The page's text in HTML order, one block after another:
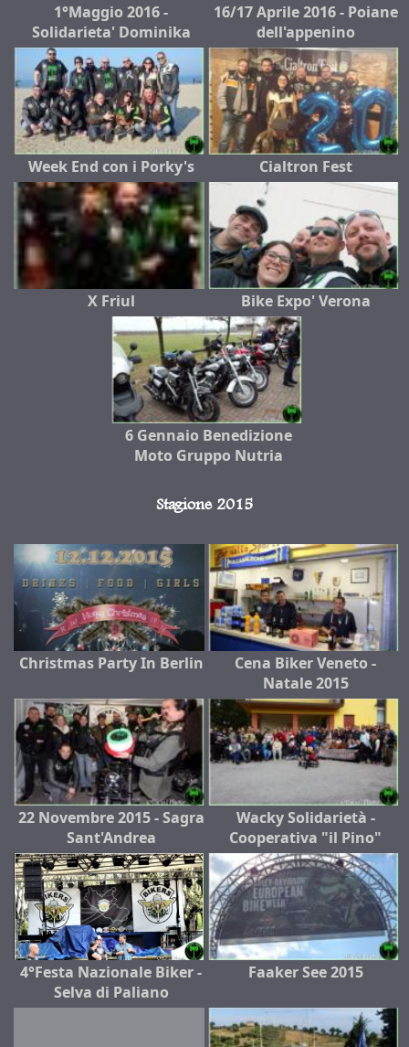
1°Maggio 2016 -
Solidarieta' Dominika
16/17 Aprile 2016 - Poiane
dell'appenino
Week End con i Porky's Cialtron Fest
X Friul Bike Expo' Verona
6 Gennaio Benedizione
Moto Gruppo Nutria
Stagione 2015
Christmas Party In Berlin
Cena Biker Veneto -
Natale 2015
22 Novembre 2015 - Sagra
Sant'Andrea
Wacky Solidarietà -
Cooperativa "il Pino"
4°Festa Nazionale Biker -
Selva di Paliano
Faaker See 2015